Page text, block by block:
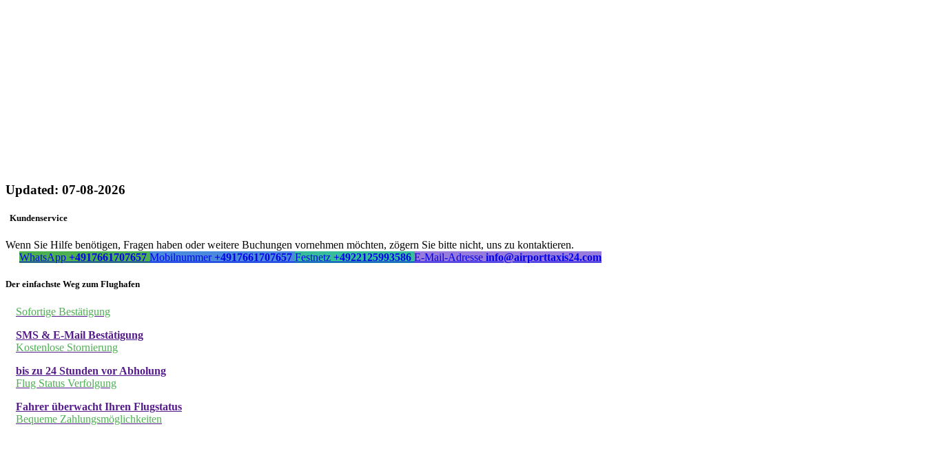
Updated: 07-08-2026
Kundenservice
Wenn Sie Hilfe benötigen, Fragen haben oder weitere Buchungen vornehmen möchten, zögern Sie bitte nicht, uns zu kontaktieren.
WhatsApp +4917661707657 Mobilnummer +4917661707657 Festnetz +4922125993586 E-Mail-Adresse info@airporttaxis24.com
Der einfachste Weg zum Flughafen
Sofortige Bestätigung
SMS & E-Mail Bestätigung
Kostenlose Stornierung
bis zu 24 Stunden vor Abholung
Flug Status Verfolgung
Fahrer überwacht Ihren Flugstatus
Bequeme Zahlungsmöglichkeiten